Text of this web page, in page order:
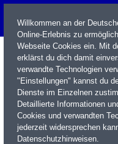
Name / WKN / ISIN / Kürzel
Willkommen an der
Online-Erlebnis zu
Webseite Cookies ein. Mit
erklärst du dich damit
verwandte Technologien
"Einstellungen" kannst du
Dienste im Einzelnen
Detaillierte Informationen
Cookies und verwandten
jederzeit widersprechen
Datenschutzhinweisen.